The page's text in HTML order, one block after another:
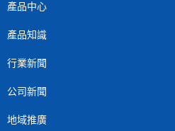
產品中心
產品知識
行業新聞
公司新聞
地域推廣